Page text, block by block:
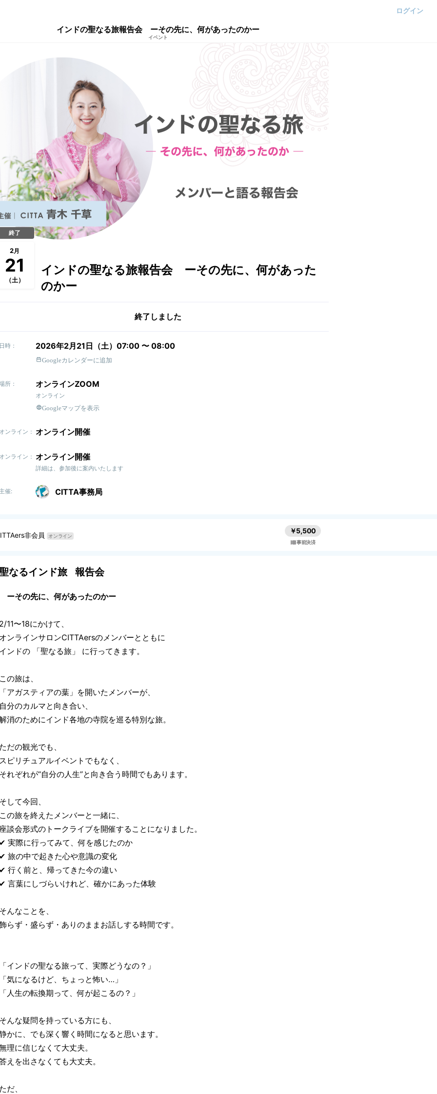
ログイン
インドの聖なる旅報告会 ーその先に、何があったのかー
イベント
終了
2月
21
（土）
インドの聖なる旅報告会 ーその先に、何があった
のかー
終了しました
時： 2026年2月21日（土）07:00 〜 08:00
Googleカレンダーに追加
所： オンラインZOOM
オンライン
Googleマップを表示
ンライン： オンライン開催
ンライン： オンライン開催
詳細は、参加後に案内いたします
催: CITTA事務局
非会員 オンライン
￥5,500
事前決済
なるインド旅 報告会
その先に、何があったのかー
11〜18にかけて、
ンラインサロンCITTAersのメンバーとともに
ンドの 「聖なる旅」 に行ってきます。
の旅は、
アガスティアの葉」を開いたメンバーが、
分のカルマと向き合い、
消のためにインド各地の寺院を巡る特別な旅。
だの観光でも、
ピリチュアルイベントでもなく、
れぞれが“自分の人生”と向き合う時間でもあります。
して今回、
の旅を終えたメンバーと一緒に、
談会形式のトークライブを開催することになりました。
実際に行ってみて、何を感じたのか
旅の中で起きた心や意識の変化
行く前と、帰ってきた今の違い
言葉にしづらいけれど、確かにあった体験
んなことを、
らず・盛らず・ありのままお話しする時間です。
インドの聖なる旅って、実際どうなの？」
気になるけど、ちょっと怖い…」
人生の転換期って、何が起こるの？」
んな疑問を持っている方にも、
かに、でも深く響く時間になると思います。
理に信じなくて大丈夫。
えを出さなくても大丈夫。
だ、